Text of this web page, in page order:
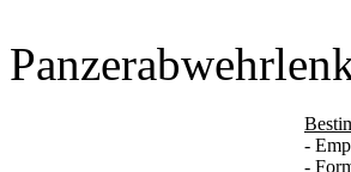
-
-